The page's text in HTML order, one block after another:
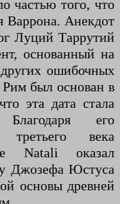
частью того, что
Варрона. Анекдот
Луций Таррутий
основанный на
ошибочных
Рим был основан в
эта дата стала
Благодаря его
третьего века
Natali оказал
Джозефа Юстуса
основы древней